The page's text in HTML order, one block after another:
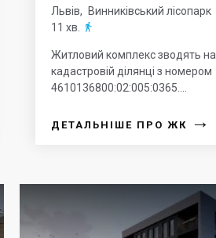
Львів, Винниківський лісопарк
11 хв.

Житловий комплекс зводять на
кадастровій ділянці з номером
4610136800:02:005:0365....
ДЕТАЛЬНІШЕ ПРО ЖК →